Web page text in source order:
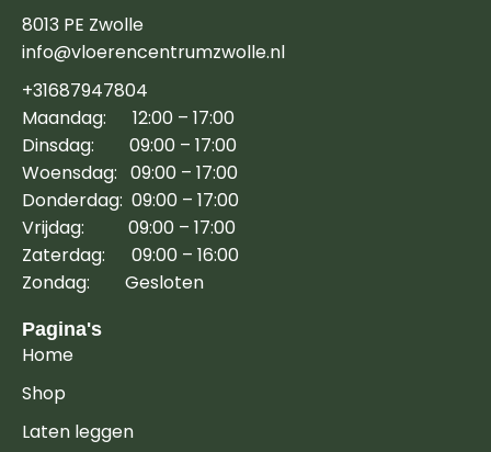
8013 PE Zwolle
info@vloerencentrumzwolle.nl
+31687947804
Maandag: 12:00 – 17:00
Dinsdag: 09:00 – 17:00
Woensdag: 09:00 – 17:00
Donderdag: 09:00 – 17:00
Vrijdag: 09:00 – 17:00
Zaterdag: 09:00 – 16:00
Zondag: Gesloten
Pagina's
Home
Shop
Laten leggen